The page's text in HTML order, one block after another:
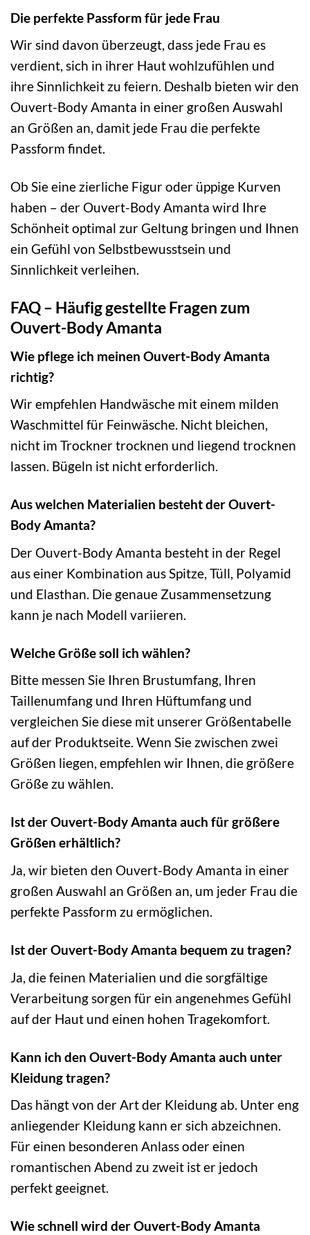
Die perfekte Passform für jede Frau
Wir sind davon überzeugt, dass jede Frau es
verdient, sich in ihrer Haut wohlzufühlen und
ihre Sinnlichkeit zu feiern. Deshalb bieten wir den
Ouvert-Body Amanta in einer großen Auswahl
an Größen an, damit jede Frau die perfekte
Passform findet.
Ob Sie eine zierliche Figur oder üppige Kurven
haben – der Ouvert-Body Amanta wird Ihre
Schönheit optimal zur Geltung bringen und Ihnen
ein Gefühl von Selbstbewusstsein und
Sinnlichkeit verleihen.
FAQ – Häufig gestellte Fragen zum
Ouvert-Body Amanta
Wie pflege ich meinen Ouvert-Body Amanta
richtig?
Wir empfehlen Handwäsche mit einem milden
Waschmittel für Feinwäsche. Nicht bleichen,
nicht im Trockner trocknen und liegend trocknen
lassen. Bügeln ist nicht erforderlich.
Aus welchen Materialien besteht der Ouvert-
Body Amanta?
Der Ouvert-Body Amanta besteht in der Regel
aus einer Kombination aus Spitze, Tüll, Polyamid
und Elasthan. Die genaue Zusammensetzung
kann je nach Modell variieren.
Welche Größe soll ich wählen?
Bitte messen Sie Ihren Brustumfang, Ihren
Taillenumfang und Ihren Hüftumfang und
vergleichen Sie diese mit unserer Größentabelle
auf der Produktseite. Wenn Sie zwischen zwei
Größen liegen, empfehlen wir Ihnen, die größere
Größe zu wählen.
Ist der Ouvert-Body Amanta auch für größere
Größen erhältlich?
Ja, wir bieten den Ouvert-Body Amanta in einer
großen Auswahl an Größen an, um jeder Frau die
perfekte Passform zu ermöglichen.
Ist der Ouvert-Body Amanta bequem zu tragen?
Ja, die feinen Materialien und die sorgfältige
Verarbeitung sorgen für ein angenehmes Gefühl
auf der Haut und einen hohen Tragekomfort.
Kann ich den Ouvert-Body Amanta auch unter
Kleidung tragen?
Das hängt von der Art der Kleidung ab. Unter eng
anliegender Kleidung kann er sich abzeichnen.
Für einen besonderen Anlass oder einen
romantischen Abend zu zweit ist er jedoch
perfekt geeignet.
Wie schnell wird der Ouvert-Body Amanta